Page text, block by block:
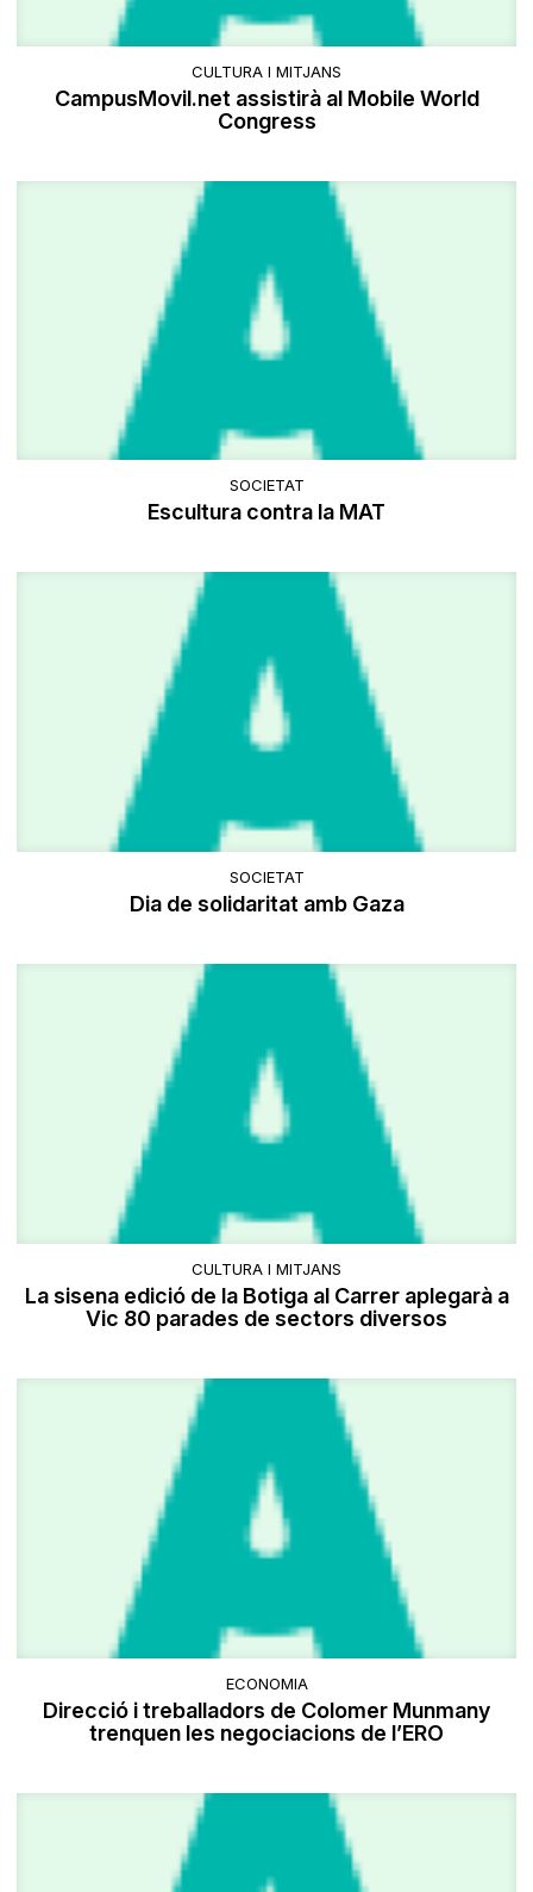
CULTURA I MITJANS
CampusMovil.net assistirà al Mobile World
Congress
SOCIETAT
Escultura contra la MAT
SOCIETAT
Dia de solidaritat amb Gaza
CULTURA I MITJANS
La sisena edició de la Botiga al Carrer aplegarà a
Vic 80 parades de sectors diversos
ECONOMIA
Direcció i treballadors de Colomer Munmany
trenquen les negociacions de l’ERO